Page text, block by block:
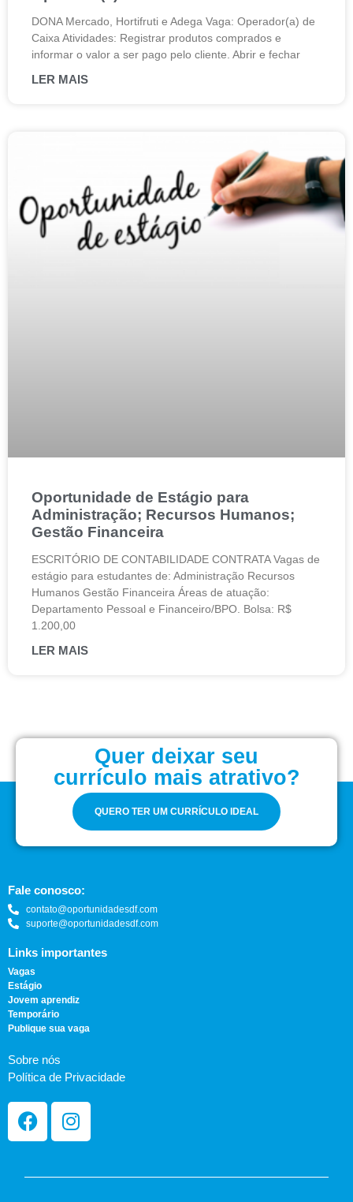
DONA Mercado, Hortifruti e Adega Vaga: Operador(a) de
Caixa Atividades: Registrar produtos comprados e
informar o valor a ser pago pelo cliente. Abrir e fechar
LER MAIS
Oportunidade de Estágio para
Administração; Recursos Humanos;
Gestão Financeira
ESCRITÓRIO DE CONTABILIDADE CONTRATA Vagas de
estágio para estudantes de: Administração Recursos
Humanos Gestão Financeira Áreas de atuação:
Departamento Pessoal e Financeiro/BPO. Bolsa: R$
1.200,00
LER MAIS
Quer deixar seu
currículo mais atrativo?
QUERO TER UM CURRÍCULO IDEAL
Fale conosco:
contato@oportunidadesdf.com
suporte@oportunidadesdf.com
Links importantes
Vagas
Estágio
Jovem aprendiz
Temporário
Publique sua vaga
Sobre nós
Política de Privacidade